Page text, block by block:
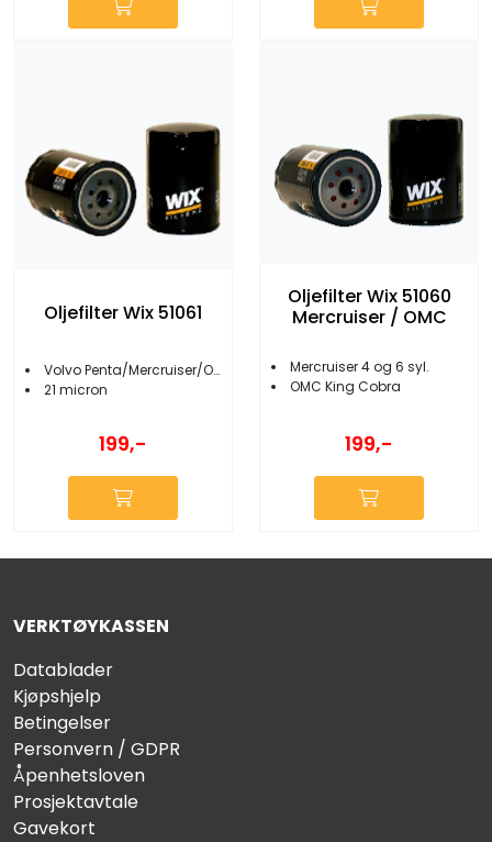
Oljefilter Wix 51061
Volvo Penta/Mercruiser/OMC/Yamaha
21 micron
199,-
Oljefilter Wix 51060
Mercruiser / OMC
Mercruiser 4 og 6 syl.
OMC King Cobra
199,-
VERKTØYKASSEN
Datablader
Kjøpshjelp
Betingelser
Personvern / GDPR
Åpenhetsloven
Prosjektavtale
Gavekort